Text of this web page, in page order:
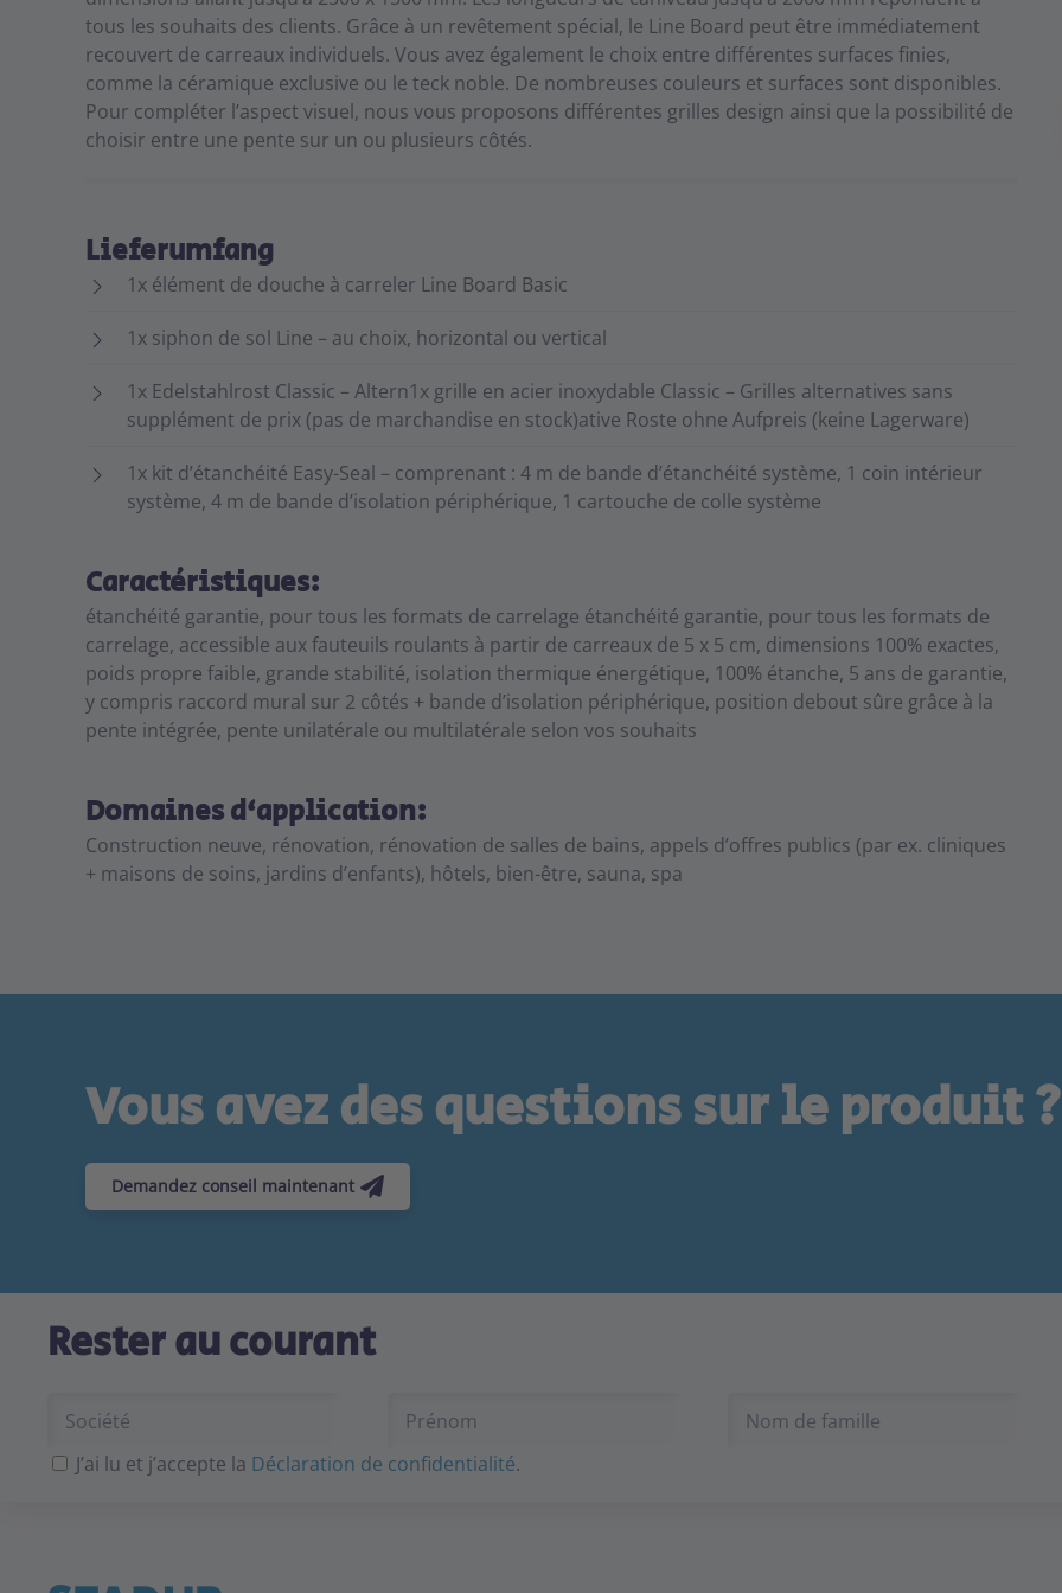
tous les souhaits des clients. Grâce à un revêtement spécial, le Line Board peut être immédiatement
recouvert de carreaux individuels. Vous avez également le choix entre différentes surfaces finies,
comme la céramique exclusive ou le teck noble. De nombreuses couleurs et surfaces sont disponibles.
Pour compléter l’aspect visuel, nous vous proposons différentes grilles design ainsi que la possibilité de
choisir entre une pente sur un ou plusieurs côtés.
Lieferumfang
1x élément de douche à carreler Line Board Basic
1x siphon de sol Line – au choix, horizontal ou vertical
1x Edelstahlrost Classic – Altern1x grille en acier inoxydable Classic – Grilles alternatives sans
supplément de prix (pas de marchandise en stock)ative Roste ohne Aufpreis (keine Lagerware)
1x kit d’étanchéité Easy-Seal – comprenant : 4 m de bande d’étanchéité système, 1 coin intérieur
système, 4 m de bande d’isolation périphérique, 1 cartouche de colle système
Caractéristiques:
étanchéité garantie, pour tous les formats de carrelage étanchéité garantie, pour tous les formats de
carrelage, accessible aux fauteuils roulants à partir de carreaux de 5 x 5 cm, dimensions 100% exactes,
poids propre faible, grande stabilité, isolation thermique énergétique, 100% étanche, 5 ans de garantie,
y compris raccord mural sur 2 côtés + bande d’isolation périphérique, position debout sûre grâce à la
pente intégrée, pente unilatérale ou multilatérale selon vos souhaits
Domaines d‘application:
Construction neuve, rénovation, rénovation de salles de bains, appels d’offres publics (par ex. cliniques
+ maisons de soins, jardins d’enfants), hôtels, bien-être, sauna, spa
Vous avez des questions sur le produit ?
Demandez conseil maintenant
Rester au courant
J’ai lu et j’accepte la Déclaration de confidentialité.